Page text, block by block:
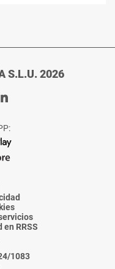
S.L.U. 2026
Ir
de
La
Voz
RRSS
1083